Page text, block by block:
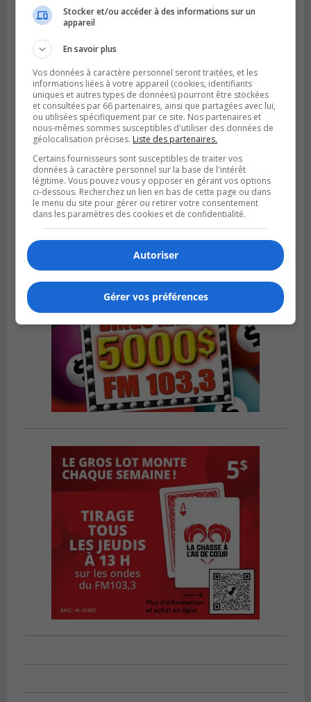
LA PRAIRIE
Publié le 3 août 2026 à 06h57
Sonia Ziadé est candidate pour le PLQ
dans La Prairie
Stocker et/ou accéder à des informations sur un
appareil
En savoir plus
Vos données à caractère personnel seront traitées, et les
informations liées à votre appareil (cookies, identifiants
uniques et autres types de données) pourront être stockées
et consultées par 66 partenaires, ainsi que partagées avec lui,
ou utilisées spécifiquement par ce site. Nos partenaires et
nous-mêmes sommes susceptibles d'utiliser des données de
géolocalisation précises. Liste des partenaires.
Certains fournisseurs sont susceptibles de traiter vos
données à caractère personnel sur la base de l'intérêt
légitime. Vous pouvez vous y opposer en gérant vos options
ci-dessous. Recherchez un lien en bas de cette page ou dans
le menu du site pour gérer ou retirer votre consentement
dans les paramètres des cookies et de confidentialité.
Autoriser
Gérer vos préférences